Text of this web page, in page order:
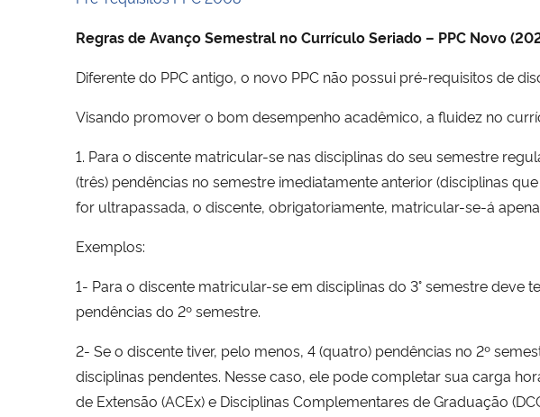
Regras de Avanço Semestral no Currículo Seriado – PPC Novo
Diferente do PPC antigo, o novo PPC não possui pré-requisitos de
Visando promover o bom desempenho acadêmico, a fluidez no
1. Para o discente matricular-se nas disciplinas do seu semestre
(três) pendências no semestre imediatamente anterior (disciplinas
for ultrapassada, o discente, obrigatoriamente, matricular-se-á
Exemplos:
1- Para o discente matricular-se em disciplinas do 3° semestre deve
pendências do 2º semestre.
2- Se o discente tiver, pelo menos, 4 (quatro) pendências no 2º
disciplinas pendentes. Nesse caso, ele pode completar sua carga
de Extensão (ACEx) e Disciplinas Complementares de Graduação